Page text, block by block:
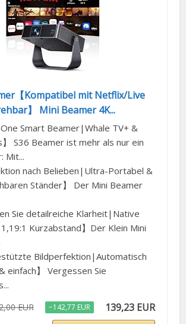
【Kompatibel mit Netflix/Live
】 Mini Beamer 4K...
One Smart Beamer|Whale TV+ &
S36 Beamer ist mehr als nur ein
Mit...
nach Belieben|Ultra-Portabel &
Ständer】 Der Mini Beamer
Sie detailreiche Klarheit|Native
Kurzabstand】Der Klein Mini
Bildperfektion|Automatisch
einfach】 Vergessen Sie
EUR −142,77 EUR 139,23 EUR